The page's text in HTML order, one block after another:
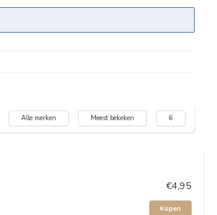
Alle merken Meest bekeken 6
€4,95
Kopen